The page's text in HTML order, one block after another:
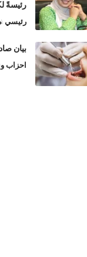
رئيسةً
رئيسي
بيان
احزاب